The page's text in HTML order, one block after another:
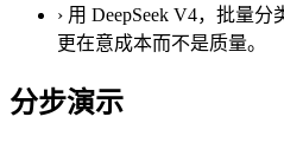
› 用 DeepSeek V4，批量
更在意成本而不是质量。
分步演示